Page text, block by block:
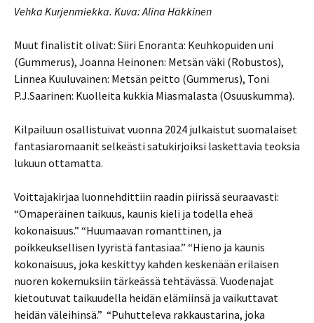
Vehka Kurjenmiekka. Kuva: Alina Häkkinen
Muut finalistit olivat: Siiri Enoranta: Keuhkopuiden uni
(Gummerus), Joanna Heinonen: Metsän väki (Robustos),
Linnea Kuuluvainen: Metsän peitto (Gummerus), Toni
P.J.Saarinen: Kuolleita kukkia Miasmalasta (Osuuskumma).
Kilpailuun osallistuivat vuonna 2024 julkaistut suomalaiset
fantasiaromaanit selkeästi satukirjoiksi laskettavia teoksia
lukuun ottamatta.
Voittajakirjaa luonnehdittiin raadin piirissä seuraavasti:
“Omaperäinen taikuus, kaunis kieli ja todella eheä
kokonaisuus.” “Huumaavan romanttinen, ja
poikkeuksellisen lyyristä fantasiaa.” “Hieno ja kaunis
kokonaisuus, joka keskittyy kahden keskenään erilaisen
nuoren kokemuksiin tärkeässä tehtävässä. Vuodenajat
kietoutuvat taikuudella heidän elämiinsä ja vaikuttavat
heidän väleihinsä.” “Puhutteleva rakkaustarina, joka